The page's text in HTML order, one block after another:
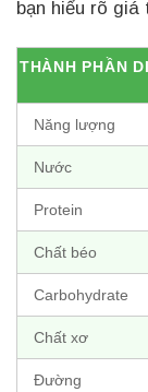
bạn hiểu rõ
THÀNH PHẦN
Năng lượng
Nước
Protein
Chất béo
Carbohydrate
Chất xơ
Đường